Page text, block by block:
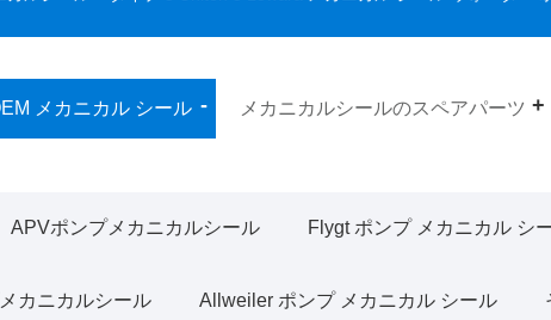
メカニカル シール メカニカルシールのスペアパーツ
APVポンプメカニカルシール Flygt ポンプ メカニカル シ
カニカルシール Allweiler ポンプ メカニカル シール